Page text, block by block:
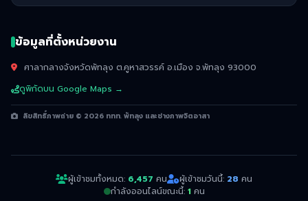
ข้อมูลที่ตั้งหน่วยงาน
ศาลากลางจังหวัดพัทลุง ต.คูหาสวรรค์ อ.เมือง จ.พัทลุง 93000
ดูพิกัดบน Google Maps →
ลิขสิทธิ์ภาพถ่าย © 2026 ททท. พัทลุง และช่างภาพจิตอาสา
ผู้เข้าชมทั้งหมด: 6,457 คน ผู้เข้าชมวันนี้: 28 คน
กำลังออนไลน์ขณะนี้: 1คน